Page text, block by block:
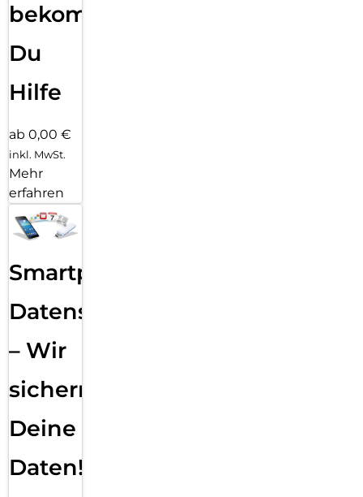
bekommst
Du
Hilfe
ab 0,00 €
inkl. MwSt.
Mehr
erfahren
Smartphone
Datensicherung
– Wir
sichern
Deine
Daten!